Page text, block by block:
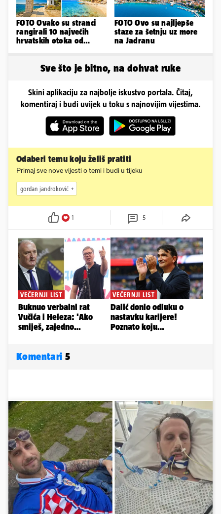
FOTO Ovako su stranci
rangirali 10 najvećih
hrvatskih otoka od
FOTO Ovo su najljepše
staze za šetnju uz more
na Jadranu
Sve što je bitno, na dohvat ruke
Skini aplikaciju za najbolje iskustvo portala. Čitaj,
komentiraj i budi uvijek u toku s najnovijim vijestima.
Odaberi temu koju želiš pratiti
Primaj sve nove vijesti o temi i budi u tijeku
gordan jandroković
1 5
Komentari 5